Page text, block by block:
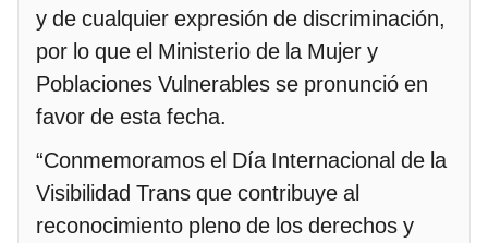
y de cualquier expresión de discriminación,
por lo que el Ministerio de la Mujer y
Poblaciones Vulnerables se pronunció en
favor de esta fecha.
“Conmemoramos el Día Internacional de la
Visibilidad Trans que contribuye al
reconocimiento pleno de los derechos y